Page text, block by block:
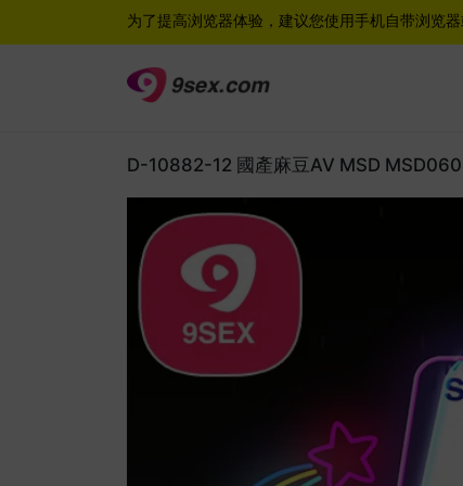
为了提高浏览器体验，建议您使用手机自带浏览
D-10882-12 國產麻豆AV MSD